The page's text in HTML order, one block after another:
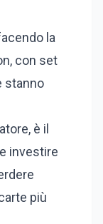
la
con set
stanno
è il
investire
più